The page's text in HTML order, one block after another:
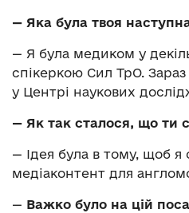
— Яка була твоя
— Я була медиком у
спікеркою Сил ТрО.
у Центрі наукових
— Як так сталося, що ти
— Ідея була в тому, щоб я
медіаконтент для
— Важко було на цій